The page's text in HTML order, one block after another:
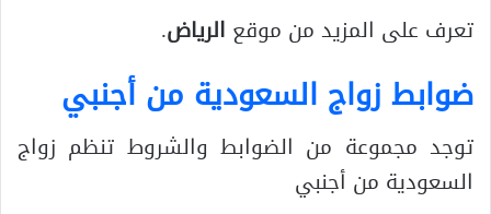
تعرف على المزيد من موقع الرياض.
ضوابط زواج السعودية من أجنبي
توجد مجموعة من الضوابط والشروط تنظم زواج
السعودية من أجنبي